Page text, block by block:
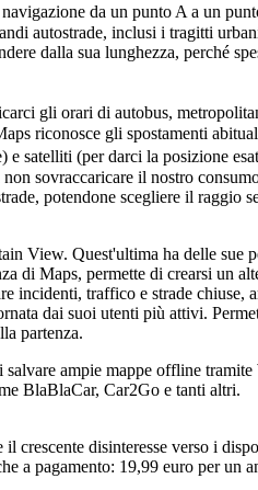
da un punto A a un
autostrade, inclusi i tragitti
dalla sua lunghezza, perché
gli orari di autobus,
riconosce gli spostamenti
satelliti (per darci la posizione
sovraccaricare il nostro
potendone scegliere il raggio
View. Quest'ultima ha delle sue
di Maps, permette di crearsi un
incidenti, traffico e strade chiuse,
dai suoi utenti più attivi.
partenza.
ampie mappe offline
BlaBlaCar, Car2Go e tanti altri.
crescente disinteresse verso i
a pagamento: 19,99 euro per un